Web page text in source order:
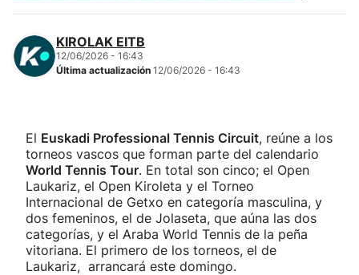
Atletismo
"Helmuga"
KIROLAK EITB
12/06/2026 - 16:43
Última actualización 12/06/2026 - 16:43
El Euskadi Professional Tennis Circuit, reúne a los
torneos vascos que forman parte del calendario
World Tennis Tour. En total son cinco; el Open
Laukariz, el Open Kiroleta y el Torneo
Internacional de Getxo en categoría masculina, y
dos femeninos, el de Jolaseta, que aúna las dos
categorías, y el Araba World Tennis de la peña
vitoriana. El primero de los torneos, el de
Laukariz, arrancará este domingo.